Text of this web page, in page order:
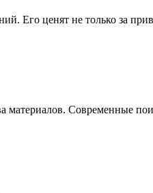
Его ценят не только за
материалов. Современные